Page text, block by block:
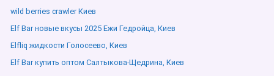
wild berries crawler Киев
Elf Bar новые вкусы 2025 Ежи Гедройца, Киев
Elfliq жидкости Голосеево, Киев
Elf Bar купить оптом Салтыкова-Щедрина, Киев